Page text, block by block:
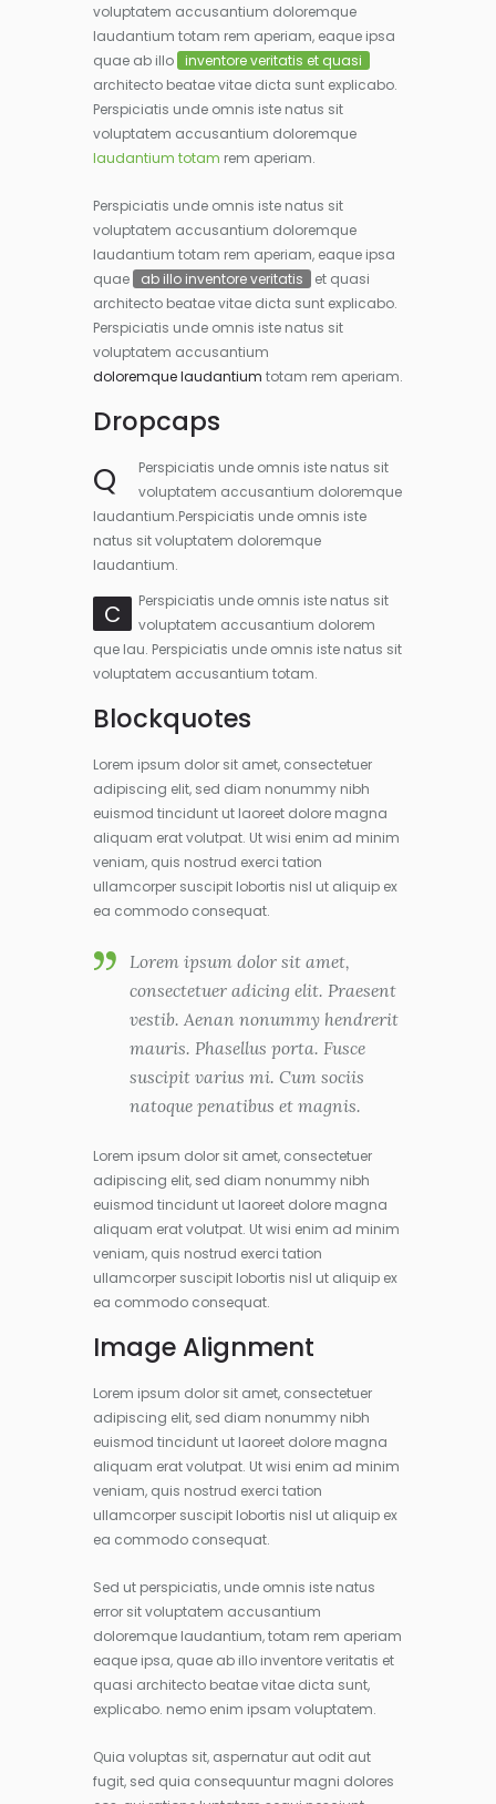
voluptatem accusantium doloremque
laudantium totam rem aperiam, eaque ipsa
quae ab illo inventore veritatis et quasi
architecto beatae vitae dicta sunt explicabo.
Perspiciatis unde omnis iste natus sit
voluptatem accusantium doloremque
laudantium totam rem aperiam.
Perspiciatis unde omnis iste natus sit
voluptatem accusantium doloremque
laudantium totam rem aperiam, eaque ipsa
quae
ab illo inventore veritatis
et quasi
architecto beatae vitae dicta sunt explicabo.
Perspiciatis unde omnis iste natus sit
voluptatem accusantium
doloremque laudantium totam rem aperiam.
Dropcaps
Q
Perspiciatis unde omnis iste natus sit
voluptatem accusantium doloremque
laudantium.Perspiciatis unde omnis iste
natus sit voluptatem doloremque
laudantium.
C
Perspiciatis unde omnis iste natus sit
voluptatem accusantium dolorem
que lau. Perspiciatis unde omnis iste natus sit
voluptatem accusantium totam.
Blockquotes
Lorem ipsum dolor sit amet, consectetuer
adipiscing elit, sed diam nonummy nibh
euismod tincidunt ut laoreet dolore magna
aliquam erat volutpat. Ut wisi enim ad minim
veniam, quis nostrud exerci tation
ullamcorper suscipit lobortis nisl ut aliquip ex
ea commodo consequat.
Lorem ipsum dolor sit amet,
consectetuer adicing elit. Praesent
vestib. Aenan nonummy hendrerit
mauris. Phasellus porta. Fusce
suscipit varius mi. Cum sociis
natoque penatibus et magnis.
Lorem ipsum dolor sit amet, consectetuer
adipiscing elit, sed diam nonummy nibh
euismod tincidunt ut laoreet dolore magna
aliquam erat volutpat. Ut wisi enim ad minim
veniam, quis nostrud exerci tation
ullamcorper suscipit lobortis nisl ut aliquip ex
ea commodo consequat.
Image Alignment
Lorem ipsum dolor sit amet, consectetuer
adipiscing elit, sed diam nonummy nibh
euismod tincidunt ut laoreet dolore magna
aliquam erat volutpat. Ut wisi enim ad minim
veniam, quis nostrud exerci tation
ullamcorper suscipit lobortis nisl ut aliquip ex
ea commodo consequat.
Sed ut perspiciatis, unde omnis iste natus
error sit voluptatem accusantium
doloremque laudantium, totam rem aperiam
eaque ipsa, quae ab illo inventore veritatis et
quasi architecto beatae vitae dicta sunt,
explicabo. nemo enim ipsam voluptatem.
Quia voluptas sit, aspernatur aut odit aut
fugit, sed quia consequuntur magni dolores